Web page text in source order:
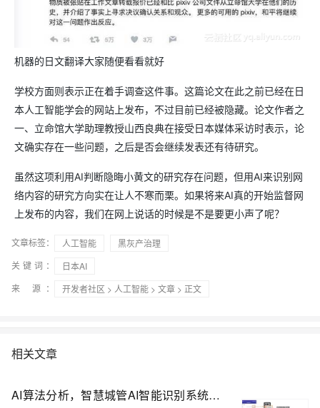
机器的日文翻译大家随便看看就好
学校方面则表示正在着手调查这件事。这篇论文在此之前已经在日
本人工智能学会的网站上发布，不过目前已经被隐藏。论文作者之
一、立命馆大学助理教授山西良典在接受日本媒体采访时表示，论
文确实存在一些问题，之后是否会继续发表还有待研究。
虽然这项利用AI判断隐晦小黄文的研究存在问题，但用AI来识别网
络内容的研究方向实在让人不寒而栗。如果将来AI真的开始监督网
上发布的内容，我们在网上说话的时候是不是要更小声了呢？
文章标签： 人工智能
黑灰产治理
关键词：
日本AI
来 源：
开发者社区 > 人工智能 > 文章 > 正文
相关文章
AI算法分析，智慧城管AI智能识别系统源码